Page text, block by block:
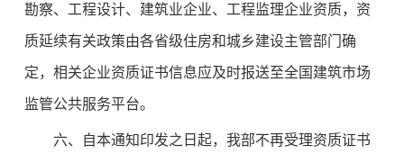
勘察、工程设计、建筑业企业、工程监理企业资质，资
质延续有关政策由各省级住房和城乡建设主管部门确
定，相关企业资质证书信息应及时报送至全国建筑市场
监管公共服务平台。
六、自本通知印发之日起，我部不再受理资质证书